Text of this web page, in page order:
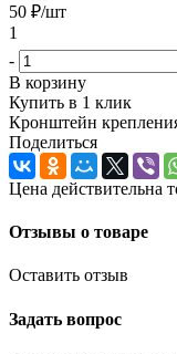
50 ₽/шт
1
-
В корзину
Купить в 1 клик
Кронштейн
Поделиться
Цена действительна
Отзывы о товаре
Оставить отзыв
Задать вопрос